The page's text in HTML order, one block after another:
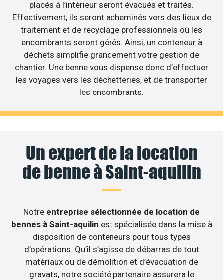
placés à l’intérieur seront évacués et traités.
Effectivement, ils seront acheminés vers des lieux de
traitement et de recyclage professionnels où les
encombrants seront gérés. Ainsi, un conteneur à
déchets simplifie grandement votre gestion de
chantier. Une benne vous dispense donc d’effectuer
les voyages vers les déchetteries, et de transporter
les encombrants.
Un expert de la location
de benne à Saint-aquilin
Notre entreprise sélectionnée de location de
bennes à Saint-aquilin est spécialisée dans la mise à
disposition de conteneurs pour tous types
d’opérations. Qu’il s’agisse de débarras de tout
matériaux ou de démolition et d’évacuation de
gravats, notre société partenaire assurera le